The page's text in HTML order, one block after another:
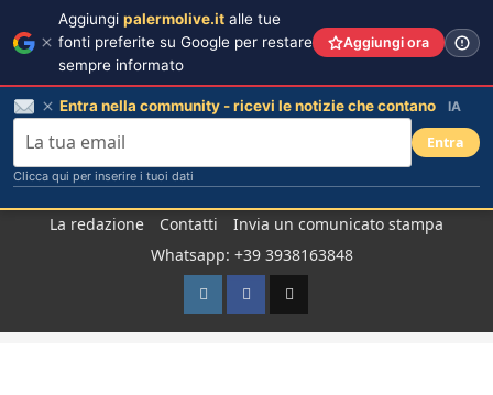
La redazione Contatti
Invia un comunicato stampa
Whatsapp: +39 3938163848
InstagramFacebook
TikTok
Aggiungi palermolive.it alle tue
fonti preferite su Google per restare
sempre informato
Aggiungi ora
Entra nella community - ricevi le notizie che contano IA
Entra
Clicca qui per inserire i tuoi dati